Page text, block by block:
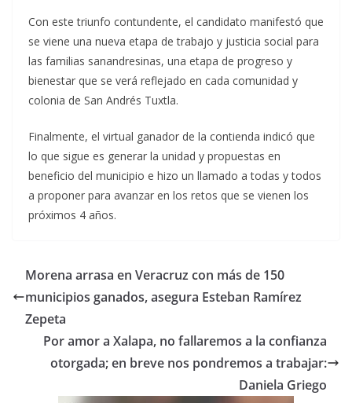
Con este triunfo contundente, el candidato manifestó que
se viene una nueva etapa de trabajo y justicia social para
las familias sanandresinas, una etapa de progreso y
bienestar que se verá reflejado en cada comunidad y
colonia de San Andrés Tuxtla.
Finalmente, el virtual ganador de la contienda indicó que
lo que sigue es generar la unidad y propuestas en
beneficio del municipio e hizo un llamado a todas y todos
a proponer para avanzar en los retos que se vienen los
próximos 4 años.
Morena arrasa en Veracruz con más de 150
municipios ganados, asegura Esteban Ramírez
Zepeta
Por amor a Xalapa, no fallaremos a la confianza
otorgada; en breve nos pondremos a trabajar:
Daniela Griego